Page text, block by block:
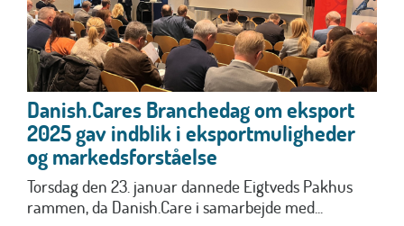
Danish.Cares Branchedag om eksport
2025 gav indblik i eksportmuligheder
og markedsforståelse
Torsdag den 23. januar dannede Eigtveds Pakhus
rammen, da Danish.Care i samarbejde med...